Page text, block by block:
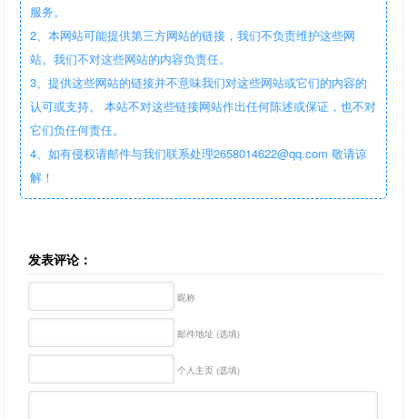
服务。
2、本网站可能提供第三方网站的链接，我们不负责维护这些网
站。我们不对这些网站的内容负责任。
3、提供这些网站的链接并不意味我们对这些网站或它们的内容的
认可或支持。 本站不对这些链接网站作出任何陈述或保证，也不对
它们负任何责任。
4、如有侵权请邮件与我们联系处理2658014622@qq.com 敬请谅
解！
发表评论：
昵称
邮件地址 (选填)
个人主页 (选填)